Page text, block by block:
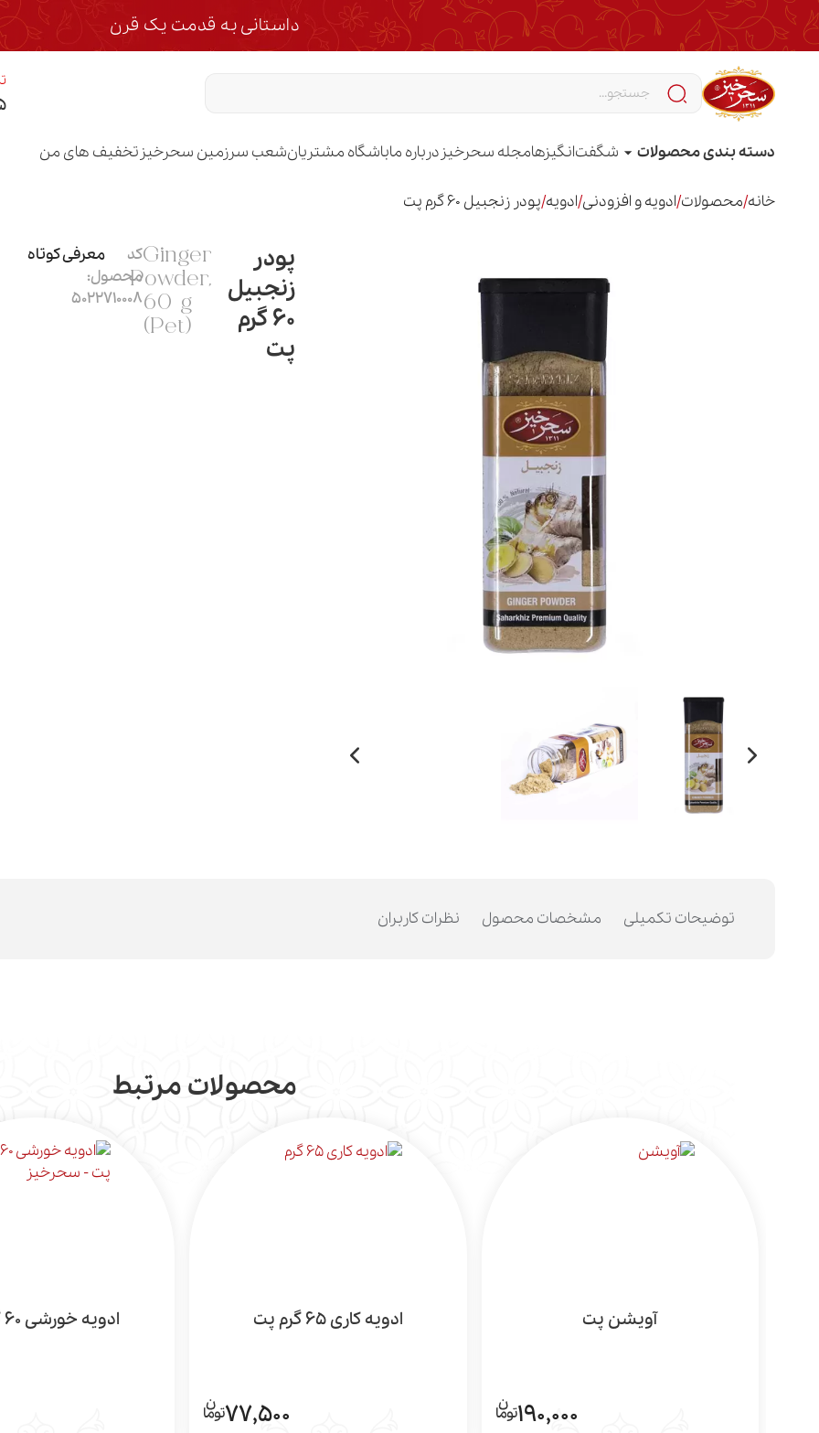
داستانی به قدمت یک قرن
دسته بندی محصولات شگفت‌انگیزهامجله سحرخیز درباره ماباشگاه مشتریانشعب سرزمین سحرخیز تخفیف های من
خانه/محصولات/ادویه و افزودنی/ادویه/پودر زنجبیل 60 گرم پت
پودر
زنجبیل
60 گرم
پت
Ginger
Powder,
60 g
(Pet)
کد
محصول:
5022710008
معرفی کوتاه
توضیحات تکمیلی مشخصات محصول نظرات کاربران
محصولات مرتبط
آویشن پت
190,000
ادویه کاری 65 گرم پت
77,500
ادویه خورشی 60 گرم پت